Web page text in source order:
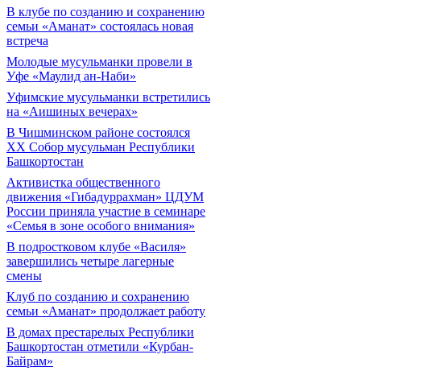
В клубе по созданию и сохранению
семьи «Аманат» состоялась новая
встреча
Молодые мусульманки провели в
Уфе «Маулид ан-Наби»
Уфимские мусульманки встретились
на «Аишиных вечерах»
В Чишминском районе состоялся
XX Собор мусульман Республики
Башкортостан
Активистка общественного
движения «Гибадуррахман» ЦДУМ
России приняла участие в семинаре
«Семья в зоне особого внимания»
В подростковом клубе «Василя»
завершились четыре лагерные
смены
Клуб по созданию и сохранению
семьи «Аманат» продолжает работу
В домах престарелых Республики
Башкортостан отметили «Курбан-
Байрам»